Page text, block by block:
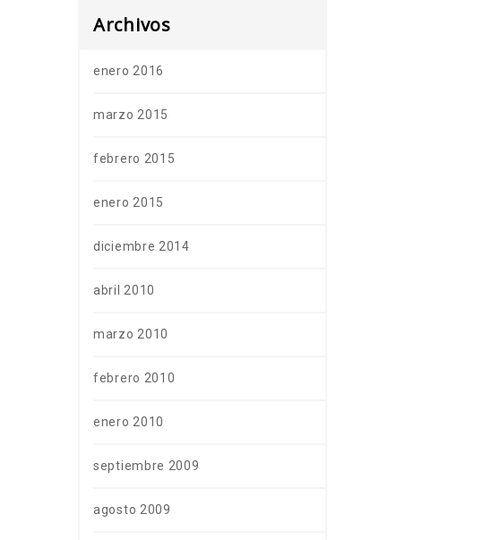
Archivos
enero 2016
marzo 2015
febrero 2015
enero 2015
diciembre 2014
abril 2010
marzo 2010
febrero 2010
enero 2010
septiembre 2009
agosto 2009